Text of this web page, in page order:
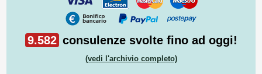
9.582 consulenze svolte fino ad oggi!
(vedi l'archivio completo)